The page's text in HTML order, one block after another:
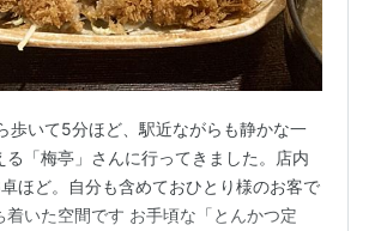
歩いて5分ほど、駅近ながらも静かな一
る「梅亭」さんに行ってきました。店内
ほど。自分も含めておひとり様のお客で
着いた空間です お手頃な「とんかつ定